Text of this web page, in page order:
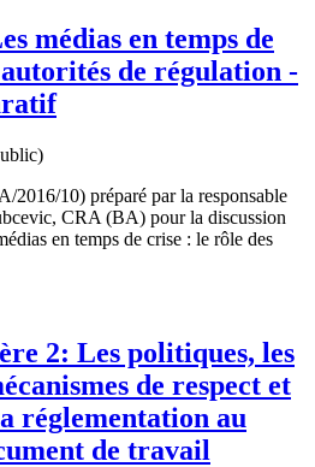
médias en temps de
de régulation -
2016/10) préparé par la responsable
CRA (BA) pour la discussion
en temps de crise : le rôle des
2: Les politiques, les
de respect et
réglementation au
de travail